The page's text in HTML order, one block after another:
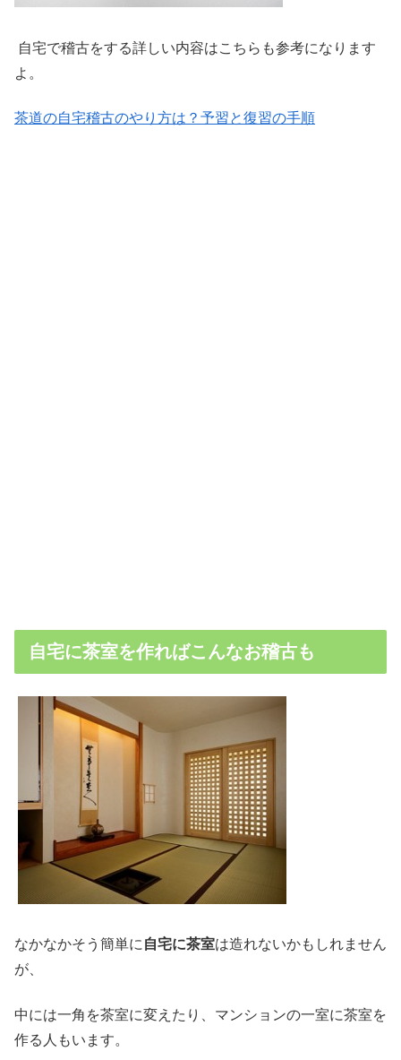
自宅で稽古をする詳しい内容はこちらも参考になります
よ。
茶道の自宅稽古のやり方は？予習と復習の手順
自宅に茶室を作ればこんなお稽古も
なかなかそう簡単に 自宅に茶室は造れないかもしれません
が、
中には一角を茶室に変えたり、マンションの一室に茶室を
作る人もいます。